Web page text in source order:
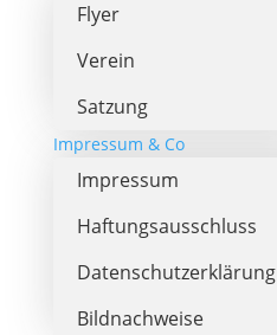
Flyer
Verein
Satzung
Impressum & Co
Impressum
Haftungsausschluss
Datenschutzerklärung
Bildnachweise